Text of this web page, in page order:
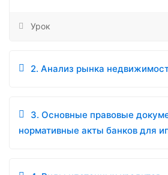
Урок
2. Анализ рынка
3. Основные правовые
нормативные акты банков для